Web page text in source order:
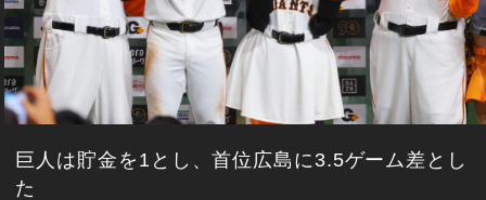
巨人は貯金を1とし、首位広島に3.5ゲーム差とし
た